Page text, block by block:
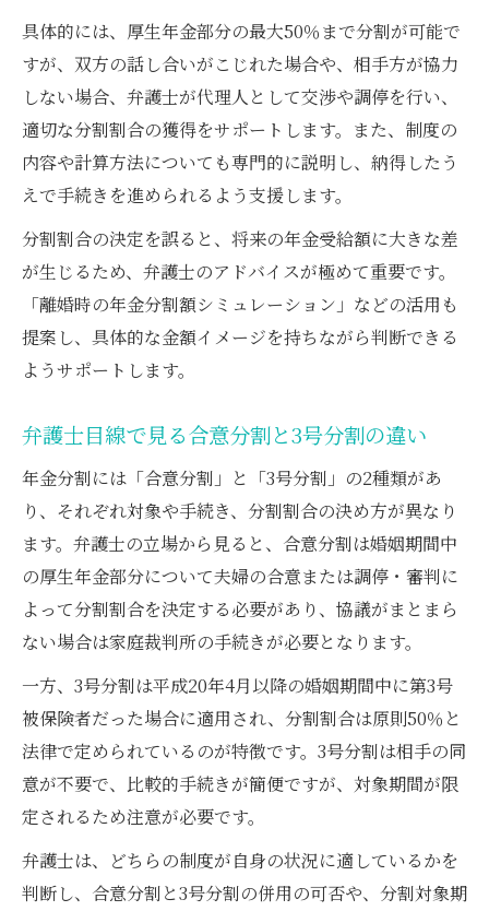
具体的には、厚生年金部分の最大50％まで分割が可能で
すが、双方の話し合いがこじれた場合や、相手方が協力
しない場合、弁護士が代理人として交渉や調停を行い、
適切な分割割合の獲得をサポートします。また、制度の
内容や計算方法についても専門的に説明し、納得したう
えで手続きを進められるよう支援します。
分割割合の決定を誤ると、将来の年金受給額に大きな差
が生じるため、弁護士のアドバイスが極めて重要です。
「離婚時の年金分割額シミュレーション」などの活用も
提案し、具体的な金額イメージを持ちながら判断できる
ようサポートします。
弁護士目線で見る合意分割と3号分割の違い
年金分割には「合意分割」と「3号分割」の2種類があ
り、それぞれ対象や手続き、分割割合の決め方が異なり
ます。弁護士の立場から見ると、合意分割は婚姻期間中
の厚生年金部分について夫婦の合意または調停・審判に
よって分割割合を決定する必要があり、協議がまとまら
ない場合は家庭裁判所の手続きが必要となります。
一方、3号分割は平成20年4月以降の婚姻期間中に第3号
被保険者だった場合に適用され、分割割合は原則50％と
法律で定められているのが特徴です。3号分割は相手の同
意が不要で、比較的手続きが簡便ですが、対象期間が限
定されるため注意が必要です。
弁護士は、どちらの制度が自身の状況に適しているかを
判断し、合意分割と3号分割の併用の可否や、分割対象期